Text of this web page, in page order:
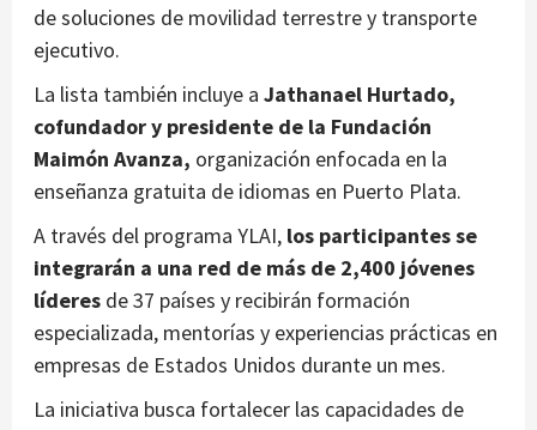
de soluciones de movilidad terrestre y transporte
ejecutivo.
La lista también incluye a Jathanael Hurtado,
cofundador y presidente de la Fundación
Maimón Avanza, organización enfocada en la
enseñanza gratuita de idiomas en Puerto Plata.
A través del programa YLAI, los participantes se
integrarán a una red de más de 2,400 jóvenes
líderes de 37 países y recibirán formación
especializada, mentorías y experiencias prácticas en
empresas de Estados Unidos durante un mes.
La iniciativa busca fortalecer las capacidades de